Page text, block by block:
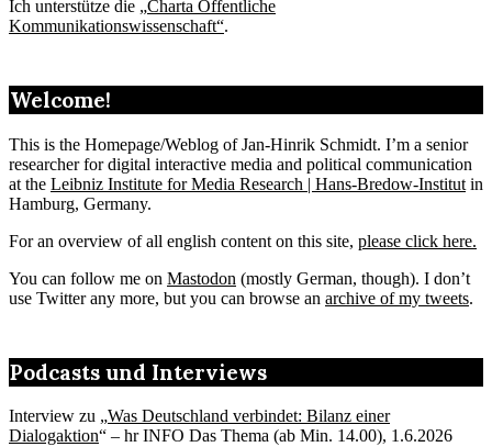
Ich unterstütze die „Charta Öffentliche
Kommunikationswissenschaft“.
Welcome!
This is the Homepage/Weblog of Jan-Hinrik Schmidt. I’m a senior
researcher for digital interactive media and political communication
at the Leibniz Institute for Media Research | Hans-Bredow-Institut in
Hamburg, Germany.
For an overview of all english content on this site, please click here.
You can follow me on Mastodon (mostly German, though). I don’t
use Twitter any more, but you can browse an archive of my tweets.
Podcasts und Interviews
Interview zu „Was Deutschland verbindet: Bilanz einer
Dialogaktion“ – hr INFO Das Thema (ab Min. 14.00), 1.6.2026